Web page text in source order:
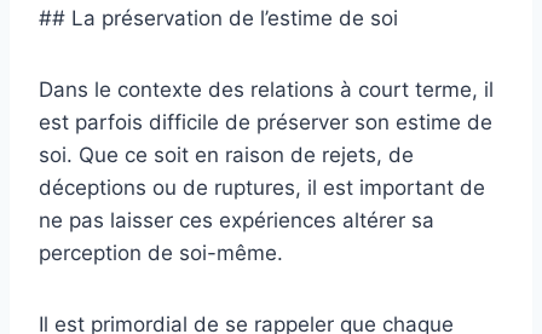
## La préservation de l’estime de soi
Dans le contexte des relations à court terme, il
est parfois difficile de préserver son estime de
soi. Que ce soit en raison de rejets, de
déceptions ou de ruptures, il est important de
ne pas laisser ces expériences altérer sa
perception de soi-même.
Il est primordial de se rappeler que chaque